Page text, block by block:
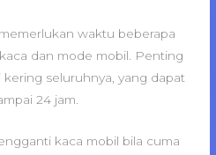
waktu beberapa
dan mode mobil. Penting
seluruhnya, yang dapat
24 jam.
kaca mobil bila cuma